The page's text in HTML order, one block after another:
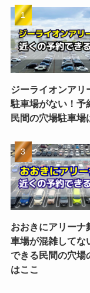
ジーライオンアリ
駐車場がない！予
民間の穴場駐車場
おおきにアリーナ
車場が混雑してな
できる民間の穴場
はここ